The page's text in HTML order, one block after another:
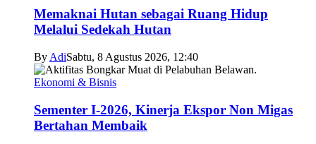
Memaknai Hutan sebagai Ruang Hidup
Melalui Sedekah Hutan
By AdiSabtu, 8 Agustus 2026, 12:40
Ekonomi & Bisnis
Sementer I-2026, Kinerja Ekspor Non Migas
Bertahan Membaik